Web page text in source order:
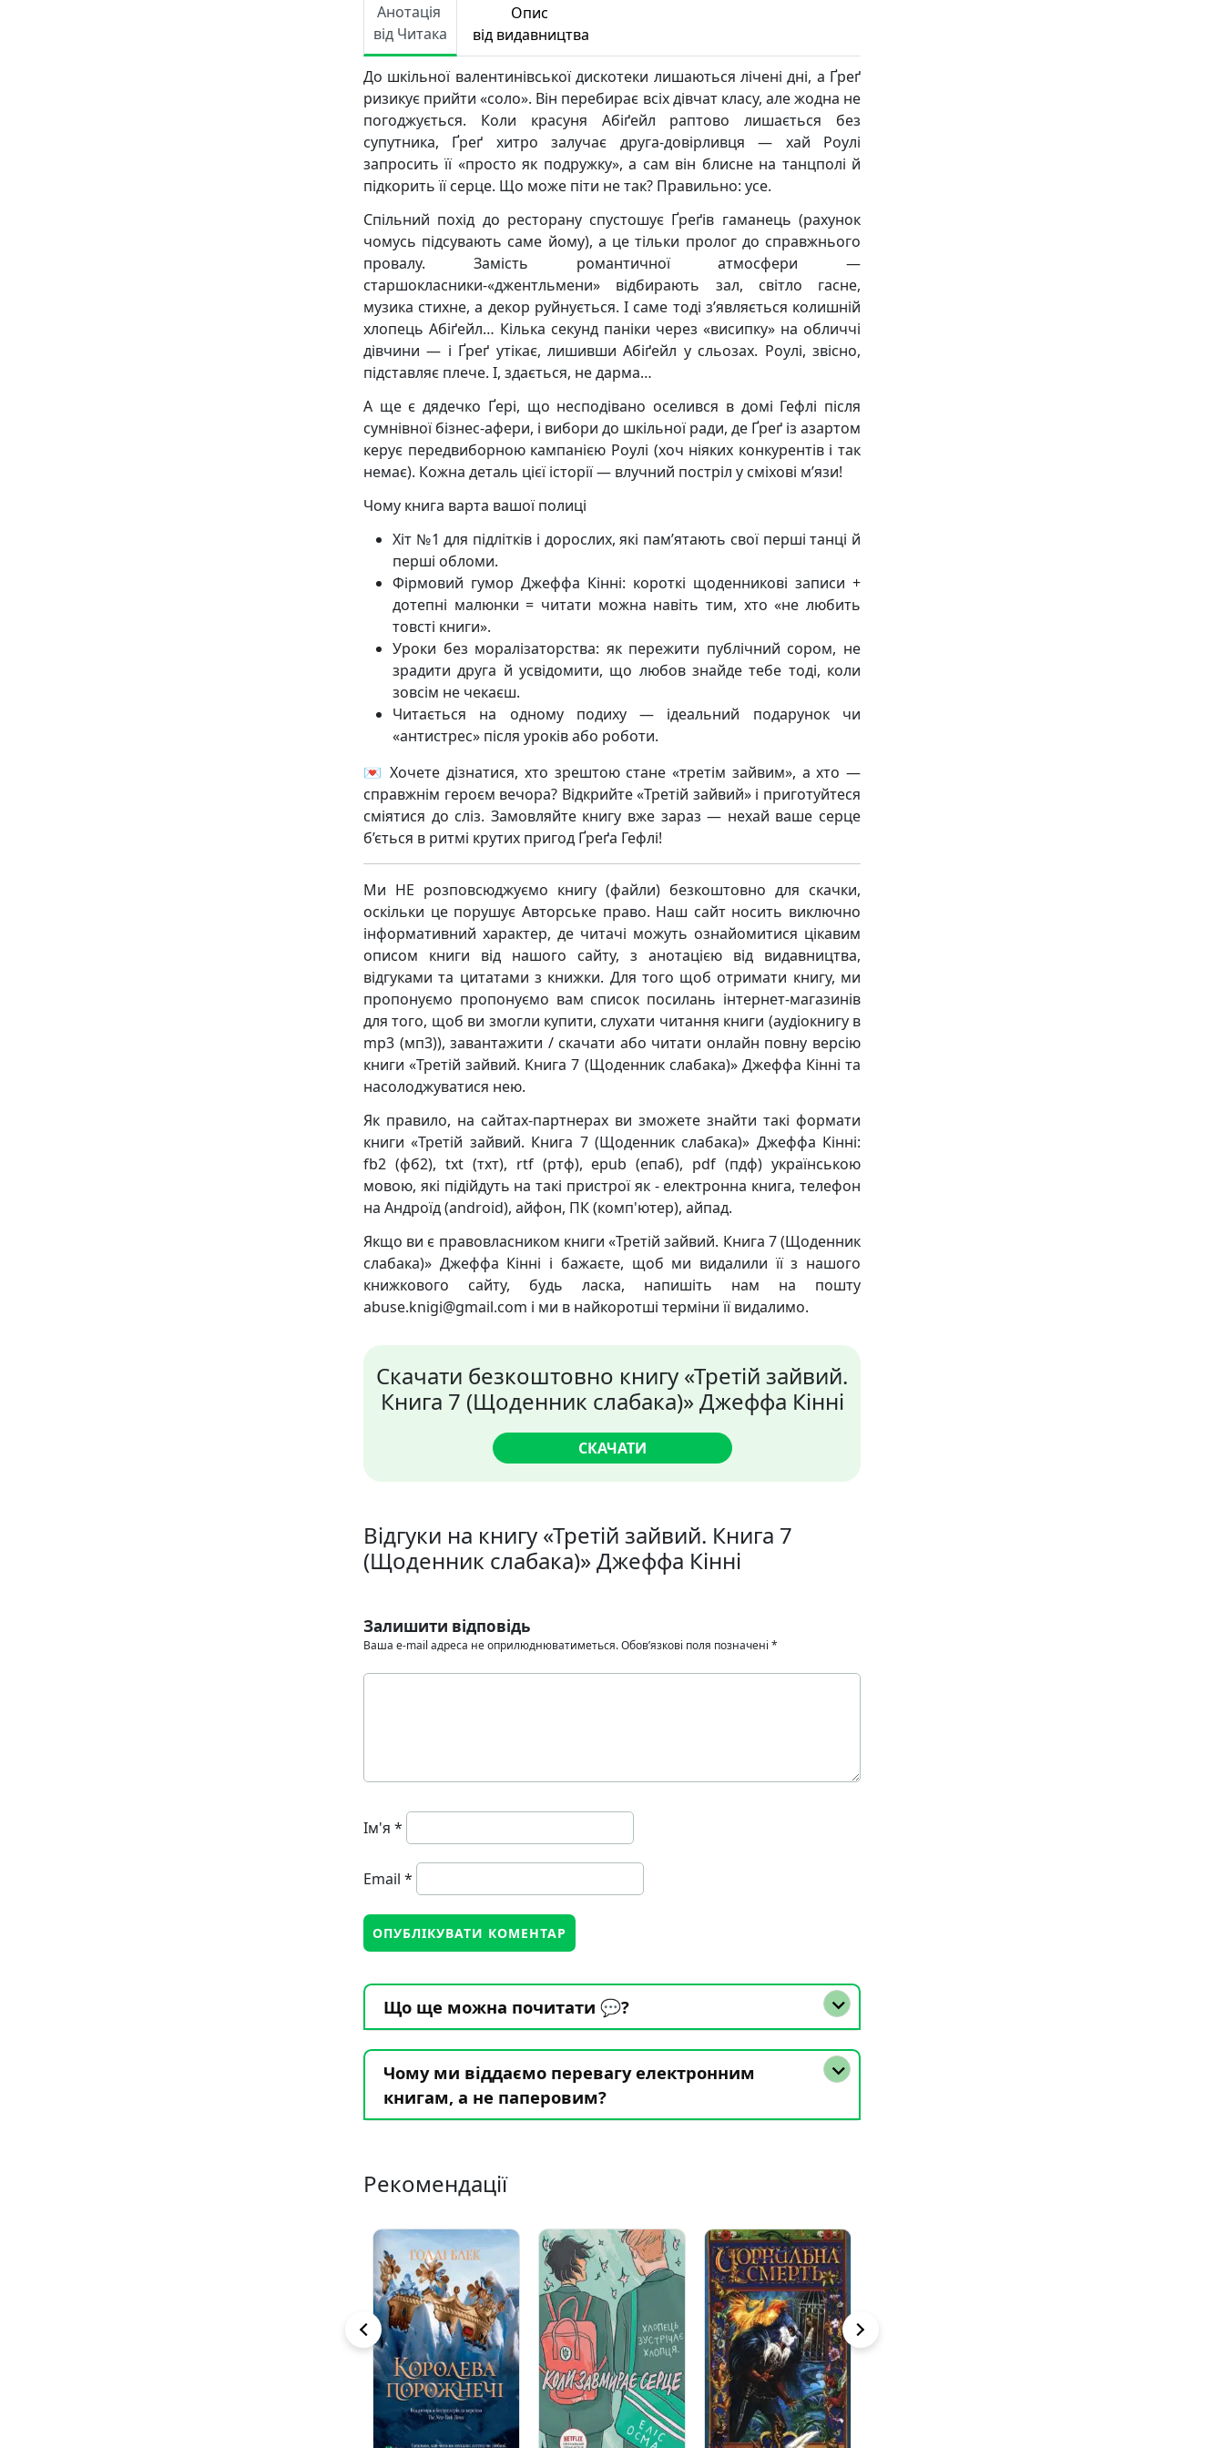
Анотація
від Читака
Опис
від видавництва
До шкільної валентинівської дискотеки лишаються лічені дні, а Ґреґ
ризикує прийти «соло». Він перебирає всіх дівчат класу, але жодна не
погоджується. Коли красуня Абіґейл раптово лишається без
супутника, Ґреґ хитро залучає друга-довірливця — хай Роулі
запросить її «просто як подружку», а сам він блисне на танцполі й
підкорить її серце. Що може піти не так? Правильно: усе.
Спільний похід до ресторану спустошує Ґреґів гаманець (рахунок
чомусь підсувають саме йому), а це тільки пролог до справжнього
провалу. Замість романтичної атмосфери —
старшокласники-«джентльмени» відбирають зал, світло гасне,
музика стихне, а декор руйнується. І саме тоді з’являється колишній
хлопець Абіґейл… Кілька секунд паніки через «висипку» на обличчі
дівчини — і Ґреґ утікає, лишивши Абіґейл у сльозах. Роулі, звісно,
підставляє плече. І, здається, не дарма…
А ще є дядечко Ґері, що несподівано оселився в домі Гефлі після
сумнівної бізнес-афери, і вибори до шкільної ради, де Ґреґ із азартом
керує передвиборною кампанією Роулі (хоч ніяких конкурентів і так
немає). Кожна деталь цієї історії — влучний постріл у сміхові м’язи!
Чому книга варта вашої полиці
Хіт №1 для підлітків і дорослих, які пам’ятають свої перші танці й
перші обломи.
Фірмовий гумор Джеффа Кінні: короткі щоденникові записи +
дотепні малюнки = читати можна навіть тим, хто «не любить
товсті книги».
Уроки без моралізаторства: як пережити публічний сором, не
зрадити друга й усвідомити, що любов знайде тебе тоді, коли
зовсім не чекаєш.
Читається на одному подиху — ідеальний подарунок чи
«антистрес» після уроків або роботи.
💌 Хочете дізнатися, хто зрештою стане «третім зайвим», а хто —
справжнім героєм вечора? Відкрийте «Третій зайвий» і приготуйтеся
сміятися до сліз. Замовляйте книгу вже зараз — нехай ваше серце
б’ється в ритмі крутих пригод Ґреґа Гефлі!
Ми НЕ розповсюджуємо книгу (файли) безкоштовно для скачки,
оскільки це порушує Авторське право. Наш сайт носить виключно
інформативний характер, де читачі можуть ознайомитися цікавим
описом книги від нашого сайту, з анотацією від видавництва,
відгуками та цитатами з книжки. Для того щоб отримати книгу, ми
пропонуємо пропонуємо вам список посилань інтернет-магазинів
для того, щоб ви змогли купити, слухати читання книги (аудіокнигу в
mp3 (мп3)), завантажити / скачати або читати онлайн повну версію
книги «Третій зайвий. Книга 7 (Щоденник слабака)» Джеффа Кінні та
насолоджуватися нею.
Як правило, на сайтах-партнерах ви зможете знайти такі формати
книги «Третій зайвий. Книга 7 (Щоденник слабака)» Джеффа Кінні:
fb2 (фб2), txt (тхт), rtf (ртф), epub (епаб), pdf (пдф) українською
мовою, які підійдуть на такі пристрої як - електронна книга, телефон
на Андроїд (android), айфон, ПК (комп'ютер), айпад.
Якщо ви є правовласником книги «Третій зайвий. Книга 7 (Щоденник
слабака)» Джеффа Кінні і бажаєте, щоб ми видалили її з нашого
книжкового сайту, будь ласка, напишіть нам на пошту
abuse.knigi@gmail.com і ми в найкоротші терміни її видалимо.
Скачати безкоштовно книгу «Третій зайвий.
Книга 7 (Щоденник слабака)» Джеффа Кінні
СКАЧАТИ
Відгуки на книгу «Третій зайвий. Книга 7
(Щоденник слабака)» Джеффа Кінні
Залишити відповідь
Ваша e-mail адреса не оприлюднюватиметься.Обов’язкові поля позначені *
Ім'я *
Email *
Що ще можна почитати 💬?
Чому ми віддаємо перевагу електронним
книгам, а не паперовим?
Рекомендації